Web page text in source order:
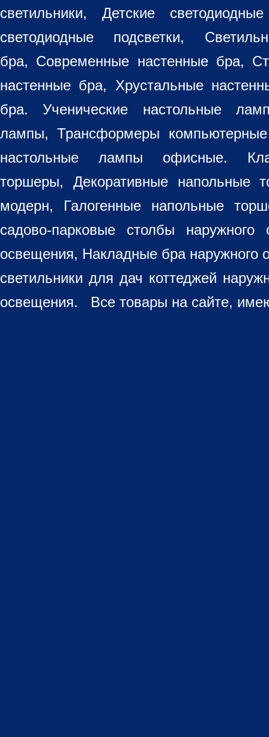
светильники, Детские
светодиодные подсветки,
бра, Современные настенные бра,
настенные бра, Хрустальные
бра. Ученические настольные
лампы, Трансформеры
настольные лампы офисные.
торшеры, Декоративные напольные
модерн, Галогенные напольные
садово-парковые столбы
освещения, Накладные бра наружного
светильники для дач коттеджей
освещения. Все товары на сайте,